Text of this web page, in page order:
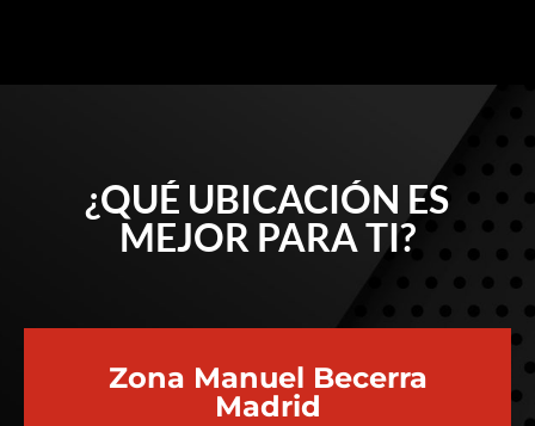
¿QUÉ UBICACIÓN ES
MEJOR PARA TI?
Zona Manuel Becerra
Madrid